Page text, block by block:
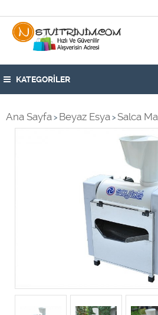
KATEGORİLER
Ana Sayfa > Beyaz Esya > Salca